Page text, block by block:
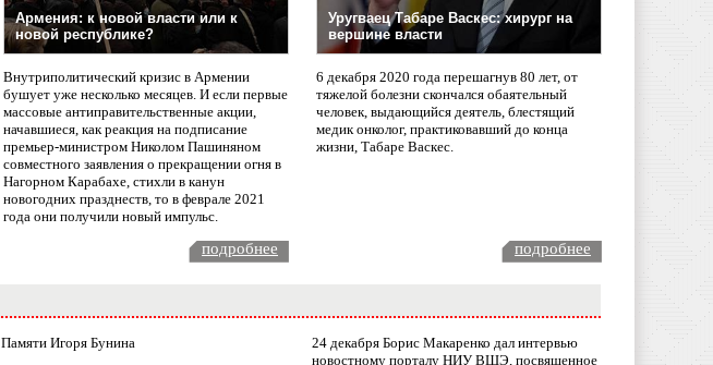
Армения: к новой власти или к
новой республике?
Внутриполитический кризис в Армении
бушует уже несколько месяцев. И если первые
массовые антиправительственные акции,
начавшиеся, как реакция на подписание
премьер-министром Николом Пашиняном
совместного заявления о прекращении огня в
Нагорном Карабахе, стихли в канун
новогодних празднеств, то в феврале 2021
года они получили новый импульс.
Уругваец Табаре Васкес: хирург на
вершине власти
6 декабря 2020 года перешагнув 80 лет, от
тяжелой болезни скончался обаятельный
человек, выдающийся деятель, блестящий
медик онколог, практиковавший до конца
жизни, Табаре Васкес.
подробнее подробнее
Памяти Игоря Бунина
24 декабря Борис Макаренко дал интервью
новостному порталу НИУ ВШЭ, посвященное